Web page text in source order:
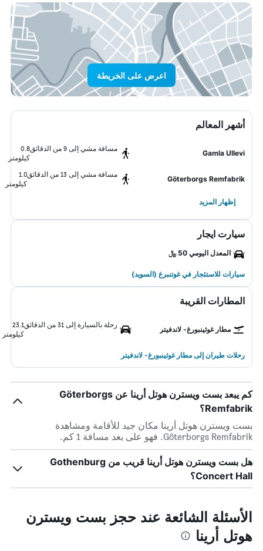
اعرض على الخريطة
أشهر المعالم
Gamla Ullevi
مسافة مشي إلى 9 من الدقائق
0.8
كيلومتر
Göterborgs Remfabrik
مسافة مشي إلى 13 من الدقائق
1.0
كيلومتر
إظهار المزيد
سيارت ايجار
المعدل اليومي 50 ﷼
سيارات للاستئجار في غوتنبرغ (السويد)
المطارات القريبة
مطار غوثينبورغ- لاندفيتر
رحلة بالسيارة إلى 31 من الدقائق
23.1
كيلومتر
رحلات طيران إلى مطار غوثينبورغ- لاندفيتر
كم يبعد بست ويسترن هوتل أرينا عن Göterborgs
Remfabrik؟
بست ويسترن هوتل أرينا مكان جيد للأقامة ومشاهدة
Göterborgs Remfabrik. فهو على بعد مسافة 1 كم.
هل بست ويسترن هوتل أرينا قريب من Gothenburg
Concert Hall؟
الأسئلة الشائعة عند حجز بست ويسترن
هوتل أرينا